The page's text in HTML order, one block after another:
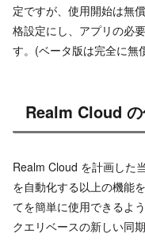
定ですが、使用開始は無
格設定にし、アプリの必
す。(ベータ版は完全に無
Realm Cloud
Realm Cloud を計画した
を自動化する以上の機能
てを簡単に使用できるよ
クエリベースの新しい同